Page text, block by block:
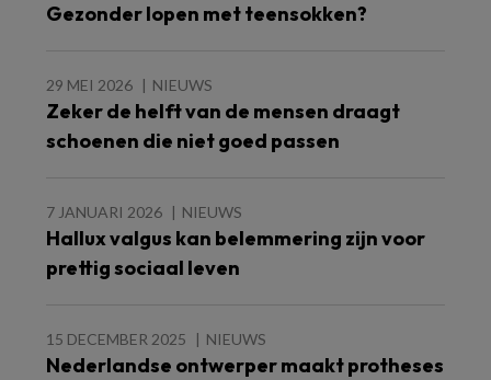
Gezonder lopen met teensokken?
29 MEI 2026 NIEUWS
Zeker de helft van de mensen draagt
schoenen die niet goed passen
7 JANUARI 2026 NIEUWS
Hallux valgus kan belemmering zijn voor
prettig sociaal leven
15 DECEMBER 2025 NIEUWS
Nederlandse ontwerper maakt protheses